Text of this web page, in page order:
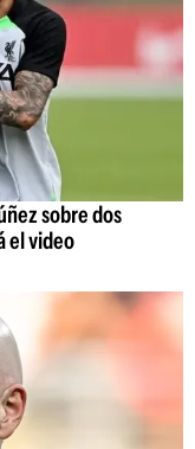
sobre dos
el video